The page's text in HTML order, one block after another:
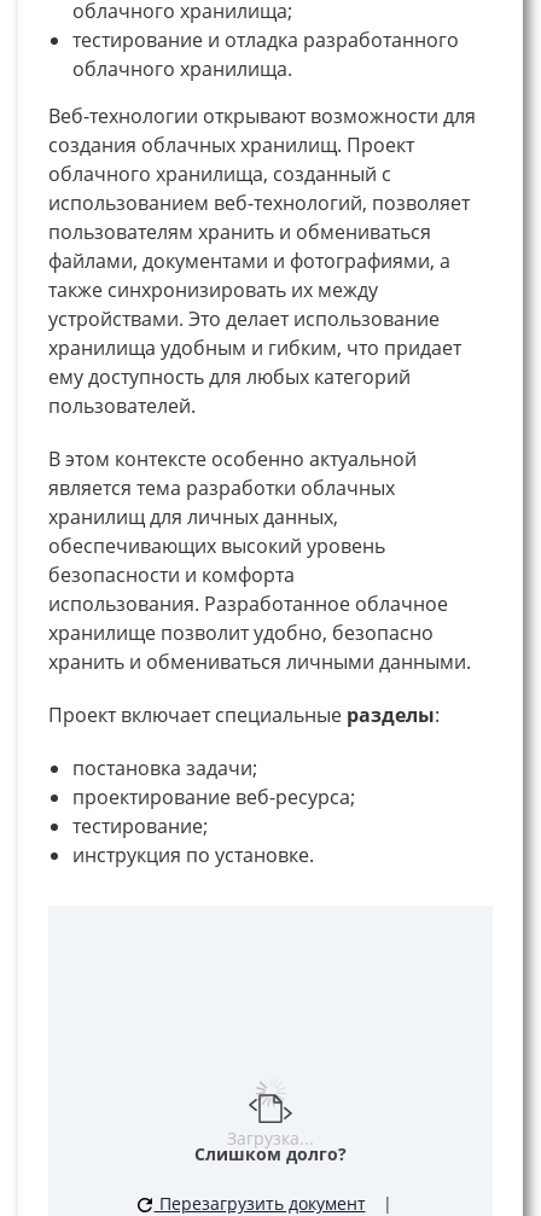
облачного хранилища;
тестирование и отладка разработанного
облачного хранилища.
Веб-технологии открывают возможности для
создания облачных хранилищ. Проект
облачного хранилища, созданный с
использованием веб-технологий, позволяет
пользователям хранить и обмениваться
файлами, документами и фотографиями, а
также синхронизировать их между
устройствами. Это делает использование
хранилища удобным и гибким, что придает
ему доступность для любых категорий
пользователей.
В этом контексте особенно актуальной
является тема разработки облачных
хранилищ для личных данных,
обеспечивающих высокий уровень
безопасности и комфорта
использования. Разработанное облачное
хранилище позволит удобно, безопасно
хранить и обмениваться личными данными.
Проект включает специальные разделы:
постановка задачи;
проектирование веб-ресурса;
тестирование;
инструкция по установке.
Загрузка...
Слишком долго?
Перезагрузить документ
|